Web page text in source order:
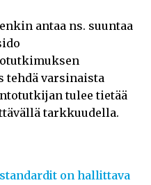
antaa ns. suuntaa
tehdä varsinaista
tulee tietää
tarkkuudella.
on hallittava